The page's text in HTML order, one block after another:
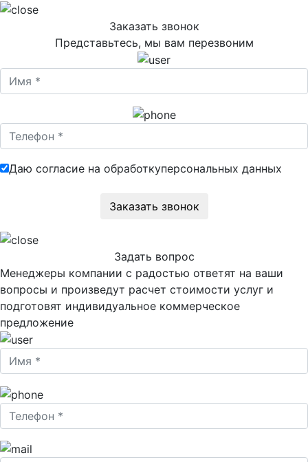
Заказать звонок
Представьтесь, мы вам перезвоним
Даю согласие на обработкуперсональных данных
Задать вопрос
Менеджеры компании с радостью ответят на ваши
вопросы и произведут расчет стоимости услуг и
подготовят индивидуальное коммерческое
предложение